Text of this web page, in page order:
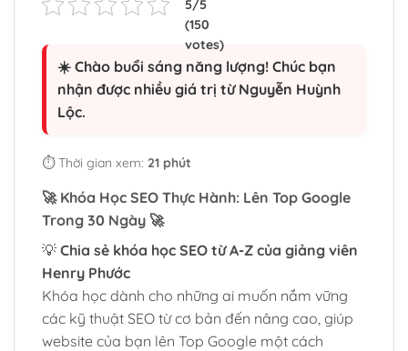
☀️ Chào buổi sáng năng lượng! Chúc bạn
nhận được nhiều giá trị từ Nguyễn Huỳnh
Lộc.
⏱️ Thời gian xem: 21 phút
🚀 Khóa Học SEO Thực Hành: Lên Top Google
Trong 30 Ngày 🚀
💡 Chia sẻ khóa học SEO từ A-Z của giảng viên
Henry Phước
Khóa học dành cho những ai muốn nắm vững
các kỹ thuật SEO từ cơ bản đến nâng cao, giúp
website của bạn lên Top Google một cách